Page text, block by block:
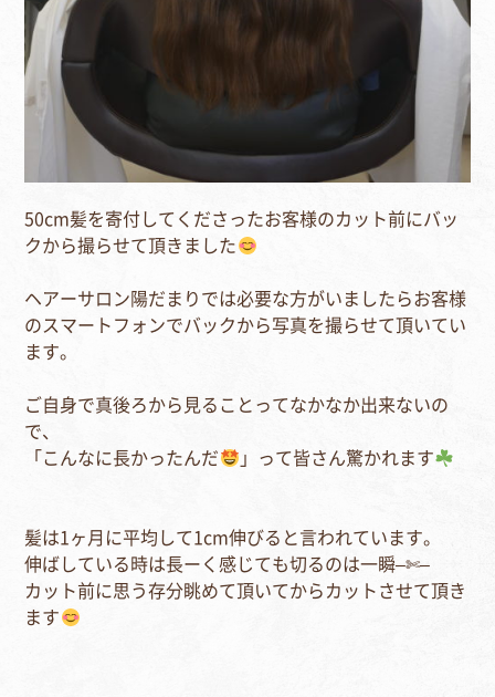
50cm髪を寄付してくださったお客様のカット前にバッ
クから撮らせて頂きました
ヘアーサロン陽だまりでは必要な方がいましたらお客様
のスマートフォンでバックから写真を撮らせて頂いてい
ます。
ご自身で真後ろから見ることってなかなか出来ないの
で、
「こんなに長かったんだ
」って皆さん驚かれます
髪は1ヶ月に平均して1cm伸びると言われています。
伸ばしている時は長ーく感じても切るのは一瞬–✄–
カット前に思う存分眺めて頂いてからカットさせて頂き
ます